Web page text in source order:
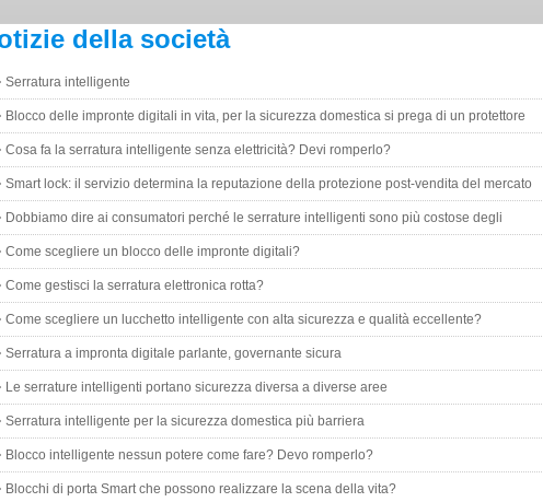
della società
Serratura intelligente
Blocco delle impronte digitali in vita, per la sicurezza domestica si prega di un protettore
Cosa fa la serratura intelligente senza elettricità? Devi romperlo?
Smart lock: il servizio determina la reputazione della protezione post-vendita del mercato
Dobbiamo dire ai consumatori perché le serrature intelligenti sono più costose degli
smartphone.
Come scegliere un blocco delle impronte digitali?
Come gestisci la serratura elettronica rotta?
Come scegliere un lucchetto intelligente con alta sicurezza e qualità eccellente?
Serratura a impronta digitale parlante, governante sicura
Le serrature intelligenti portano sicurezza diversa a diverse aree
Serratura intelligente per la sicurezza domestica più barriera
Blocco intelligente nessun potere come fare? Devo romperlo?
Blocchi di porta Smart che possono realizzare la scena della vita?